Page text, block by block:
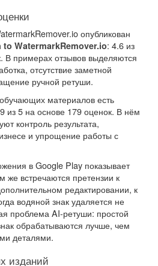
опубликован
to WatermarkRemover.io: 4.6 из
В примерах отзывов выделяются
отсутствие заметной
ручной ретуши.
материалов есть
из 5 на основе 179 оценок. В нём
контроль результата,
и упрощение работы с
в Google Play показывает
же встречаются претензии к
редактировании, к
водяной знак удаляется не
проблема AI-ретуши: простой
обрабатываются лучше, чем
деталями.
изданий